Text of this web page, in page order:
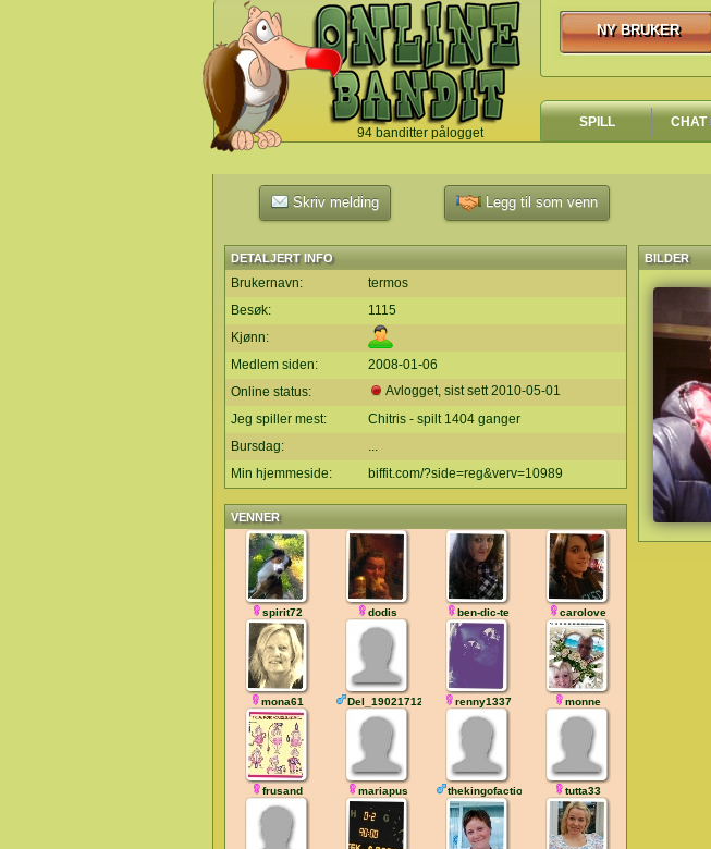
94 banditter pålogget
`
NY BRUKER
NY BRUKER
SPILL CHAT
Skriv melding Legg til som venn
DETALJERT INFO
Brukernavn:
termos
Besøk:
1115
Kjønn:
Medlem siden:
2008-01-06
Online status:
Avlogget, sist sett2010-05-01
Jeg spiller mest:
Chitris - spilt 1404 ganger
Bursdag:
...
Min hjemmeside:
biffit.com/?side=reg&verv=10989
VENNER
spirit72 dodis ben-dic-te carolove
mona61 Del_190217120049 renny1337 monne
frusand mariapus thekingofaction tutta33
BILDER